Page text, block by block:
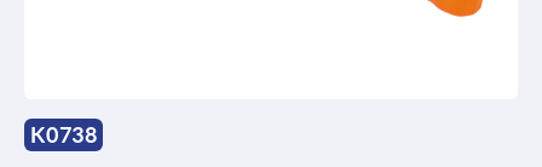
K0738